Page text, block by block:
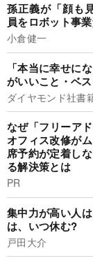
孫正義が「顔も
員をロボット事
小倉健一
「本当に幸せに
がいいこと・ベ
ダイヤモンド社書
なぜ「フリーア
オフィス改修が
席予約が定着し
る解決策とは
PR
集中力が高い人
は、いつ休む?
戸田大介